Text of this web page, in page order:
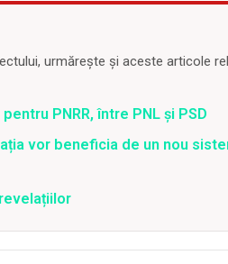
urmărește și aceste articole
PNRR, între PNL și PSD
vor beneficia de un nou